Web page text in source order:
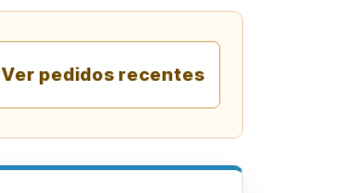
Ver pedidos recentes